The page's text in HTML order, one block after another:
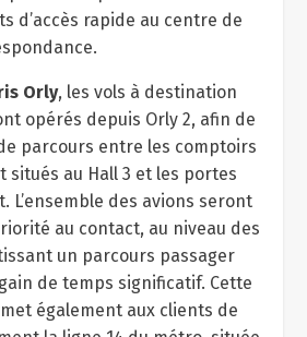
d’accès rapide au centre de
Orly, les vols à destination
opérés depuis Orly 2, afin de
parcours entre les comptoirs
situés au Hall 3 et les portes
L’ensemble des avions seront
au contact, au niveau des
un parcours passager
de temps significatif. Cette
également aux clients de